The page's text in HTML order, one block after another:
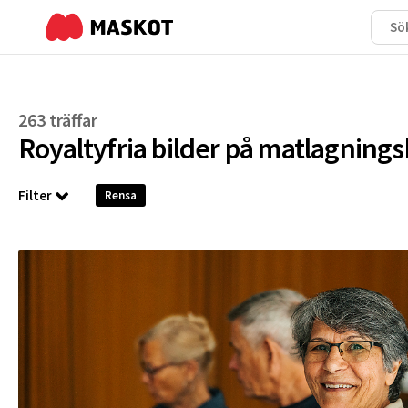
263 träffar
Royaltyfria bilder på
Filter Rensa